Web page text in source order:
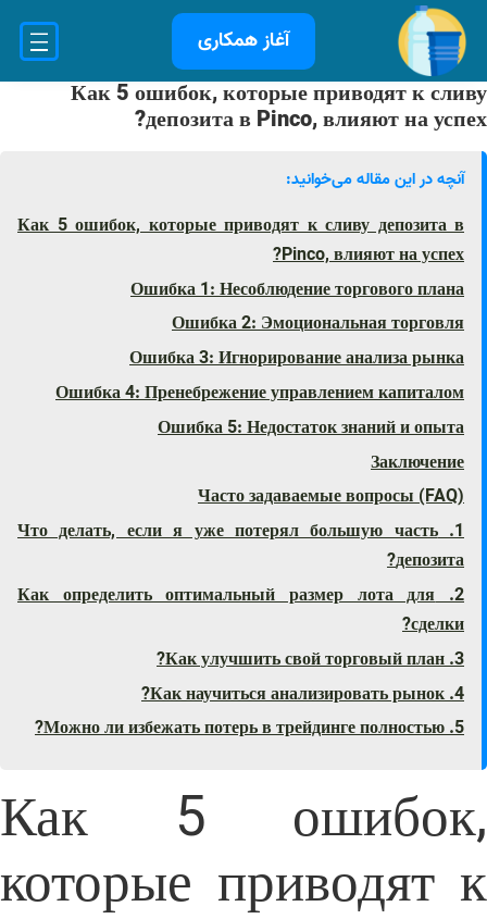
رفتن
محتوا
آغاز همکاری
Как 5 ошибок, которые приводят к сливу
депозита в Pinco, влияют на успех?
آنچه در این مقاله می‌خوانید:
Как 5 ошибок, которые приводят к сливу депозита в
Pinco, влияют на успех?
Ошибка 1: Несоблюдение торгового плана
Ошибка 2: Эмоциональная торговля
Ошибка 3: Игнорирование анализа рынка
Ошибка 4: Пренебрежение управлением капиталом
Ошибка 5: Недостаток знаний и опыта
Заключение
Часто задаваемые вопросы (FAQ)
1. Что делать, если я уже потерял большую часть
депозита?
2. Как определить оптимальный размер лота для
сделки?
3. Как улучшить свой торговый план?
4. Как научиться анализировать рынок?
5. Можно ли избежать потерь в трейдинге полностью?
Как 5 ошибок,
которые приводят к